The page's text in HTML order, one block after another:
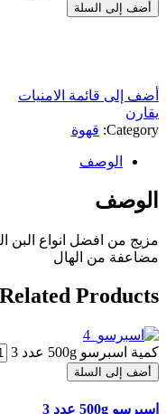
أضف إلى السلة
أضف إلى قائمة الامنيات
يقارن
Category: قهوة
الوصف
الوصف
مزيج من افضل انواع البن
مضاعفة من الهال
Related Products
كمية اسبرسو 500g عدد 3
أضف إلى السلة
اسبرسو 500g عدد 3